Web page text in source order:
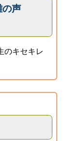
の声
のキセキレ